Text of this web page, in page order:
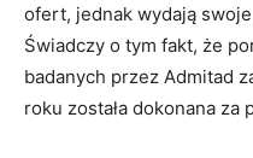
ofert, jednak wydają
Świadczy o tym fakt, że
badanych przez Admitad
roku została dokonana za